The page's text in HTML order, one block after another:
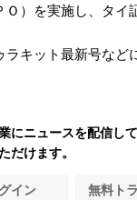
Ｏ）を実施し、タイ
キット最新号など
にニュースを配信し
だけます。
イン 無料ト